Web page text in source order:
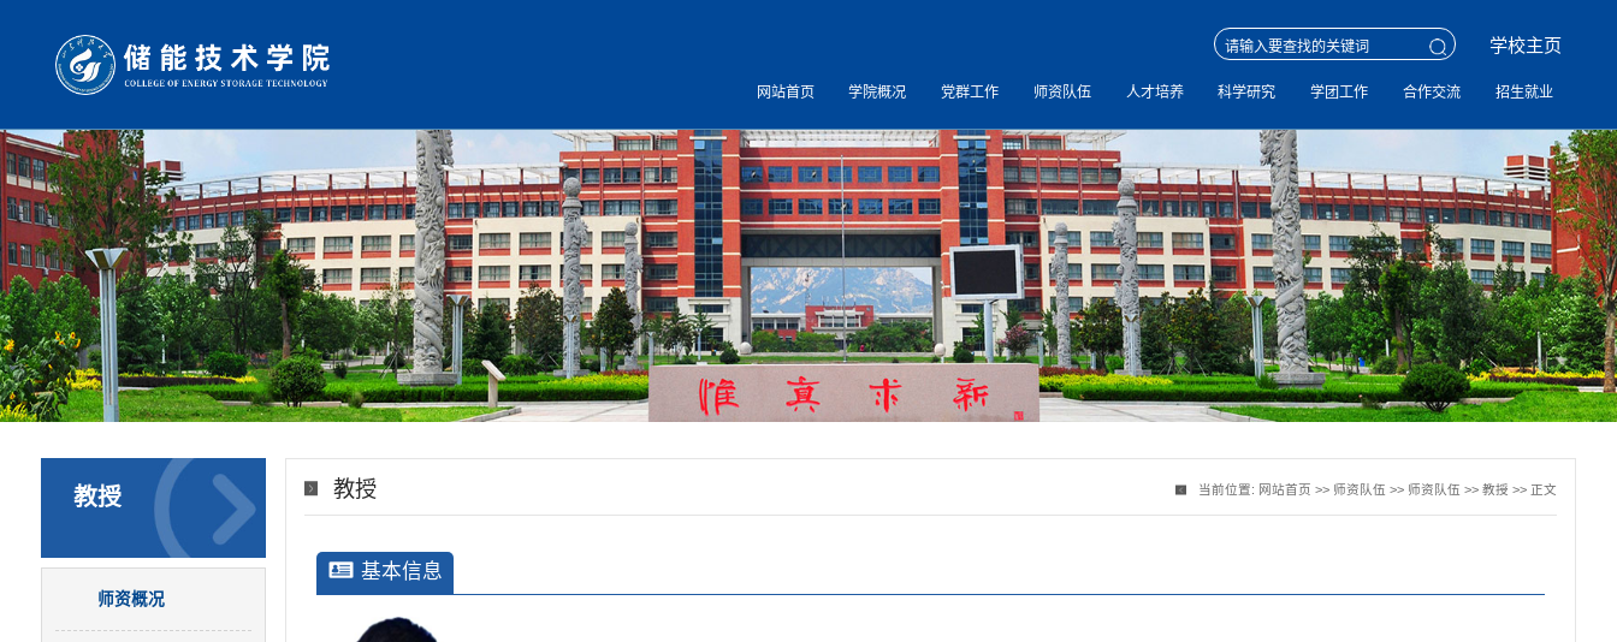
学校主页
网站首页 学院概况 党群工作 师资队伍 人才培养 科学研究 学团工作 合作交流 招生就业
教授
师资概况
教授 当前位置: 网站首页 >> 师资队伍 >> 师资队伍 >>教授 >> 正文
基本信息